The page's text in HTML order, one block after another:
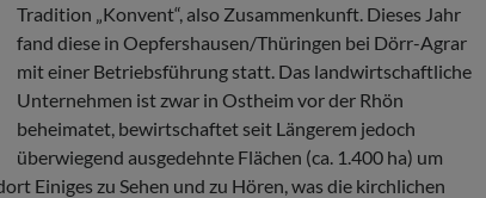
Tradition „Konvent“, also Zusammenkunft. Dieses Jahr
fand diese in Oepfershausen/Thüringen bei Dörr-Agrar
mit einer Betriebsführung statt. Das landwirtschaftliche
Unternehmen ist zwar in Ostheim vor der Rhön
beheimatet, bewirtschaftet seit Längerem jedoch
überwiegend ausgedehnte Flächen (ca. 1.400 ha) um
Einiges zu Sehen und zu Hören, was die kirchlichen